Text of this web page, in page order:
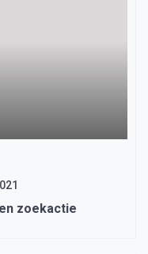
zoekactie